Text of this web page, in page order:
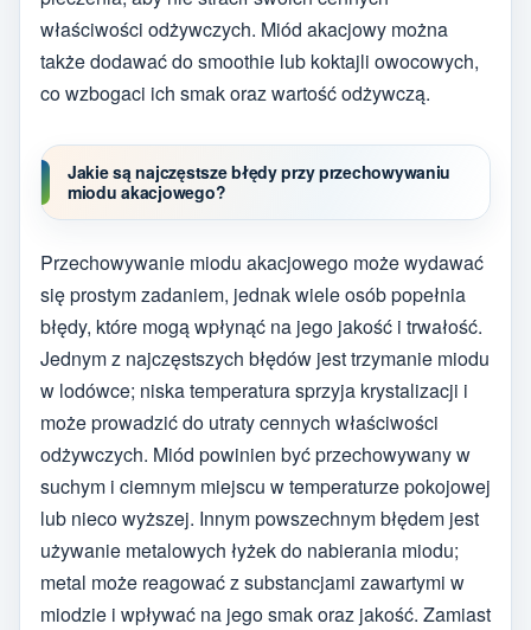
właściwości odżywczych. Miód akacjowy można
także dodawać do smoothie lub koktajli owocowych,
co wzbogaci ich smak oraz wartość odżywczą.
Jakie są najczęstsze błędy przy przechowywaniu
miodu akacjowego?
Przechowywanie miodu akacjowego może wydawać
się prostym zadaniem, jednak wiele osób popełnia
błędy, które mogą wpłynąć na jego jakość i trwałość.
Jednym z najczęstszych błędów jest trzymanie miodu
w lodówce; niska temperatura sprzyja krystalizacji i
może prowadzić do utraty cennych właściwości
odżywczych. Miód powinien być przechowywany w
suchym i ciemnym miejscu w temperaturze pokojowej
lub nieco wyższej. Innym powszechnym błędem jest
używanie metalowych łyżek do nabierania miodu;
metal może reagować z substancjami zawartymi w
miodzie i wpływać na jego smak oraz jakość. Zamiast